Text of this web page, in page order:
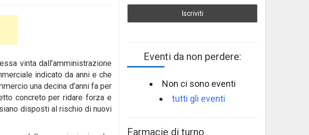
vinta dall’amministrazione
indicato da anni e che
una decina d’anni fa per
concreto per ridare forza e
disposti al rischio di nuovi
Eventi da non perdere:
Non ci sono eventi
tutti gli eventi
Farmacie di turno